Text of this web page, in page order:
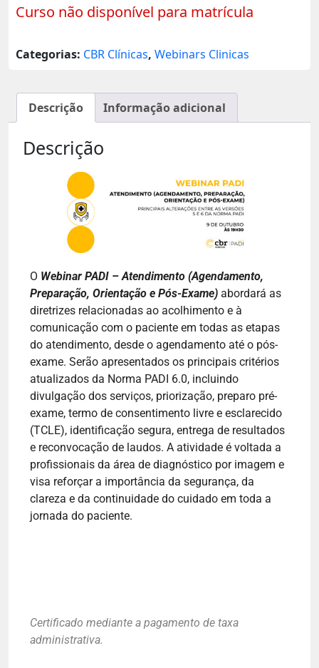
Curso não disponível para matrícula
Categorias: CBR Clínicas, Webinars Clinicas
Descrição Informação adicional
Descrição
O Webinar PADI – Atendimento (Agendamento,
Preparação, Orientação e Pós-Exame) abordará as
diretrizes relacionadas ao acolhimento e à
comunicação com o paciente em todas as etapas
do atendimento, desde o agendamento até o pós-
exame. Serão apresentados os principais critérios
atualizados da Norma PADI 6.0, incluindo
divulgação dos serviços, priorização, preparo pré-
exame, termo de consentimento livre e esclarecido
(TCLE), identificação segura, entrega de resultados
e reconvocação de laudos. A atividade é voltada a
profissionais da área de diagnóstico por imagem e
visa reforçar a importância da segurança, da
clareza e da continuidade do cuidado em toda a
jornada do paciente.
Certificado mediante a pagamento de taxa
administrativa.